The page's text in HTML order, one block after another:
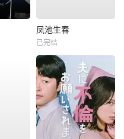
凤池生春
已完结